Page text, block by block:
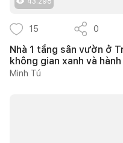
15 0
Nhà 1 tầng sân vườn ở
không gian xanh và
Minh Tú